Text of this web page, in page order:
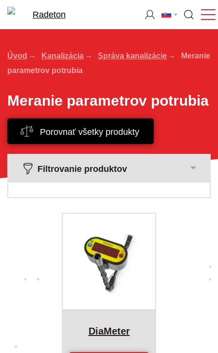
Úvod Kanalizácia Správa kanalizácie
Meranie
parametrov potrubia
Meranie parametrov potrubia
Porovnať všetky produkty
Filtrovanie produktov
DiaMeter